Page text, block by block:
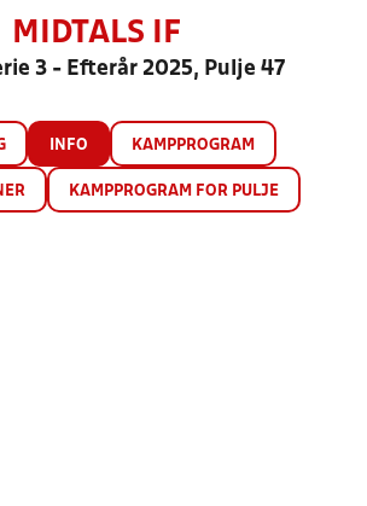
MIDTALS IF
3 - Efterår 2025, Pulje 47
INFO KAMPPROGRAM
KAMPPROGRAM FOR PULJE